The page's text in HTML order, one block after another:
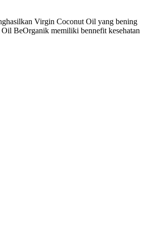
Virgin Coconut Oil yang bening
BeOrganik memiliki bennefit kesehatan